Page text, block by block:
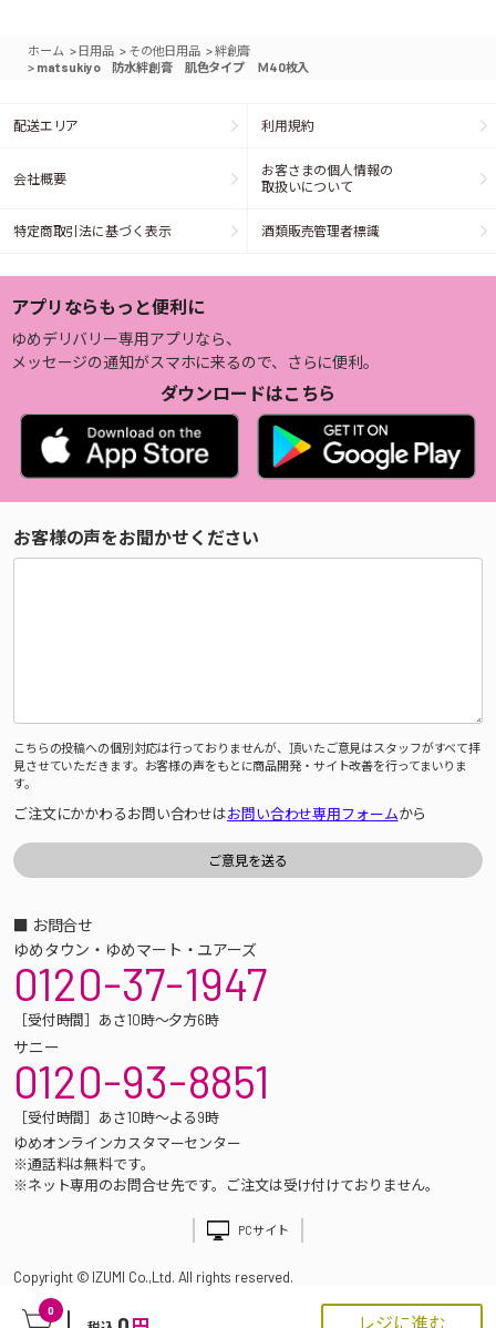
0
レジに進む
ホーム > 日用品 > その他日用品 >絆創膏
> matsukiyo 防水絆創膏 肌色タイプ Ｍ40枚入
配送エリア 利用規約
会社概要
お客さまの個人情報の
取扱いについて
特定商取引法に基づく表示 酒類販売管理者標識
アプリならもっと便利に
ゆめデリバリー専用アプリなら、
メッセージの通知がスマホに来るので、さらに便利。
ダウンロードはこちら
お客様の声をお聞かせください
こちらの投稿への個別対応は行っておりませんが、頂いたご意見はスタッフがすべて拝
見させていただきます。お客様の声をもとに商品開発・サイト改善を行ってまいりま
す。
ご注文にかかわるお問い合わせはお問い合わせ専用フォームから
■ お問合せ
ゆめタウン・ゆめマート・ユアーズ
0120-37-1947
［受付時間］あさ10時～夕方6時
サニー
0120-93-8851
［受付時間］あさ10時～よる9時
ゆめオンラインカスタマーセンター
※通話料は無料です。
※ネット専用のお問合せ先です。ご注文は受け付けておりません。
PCサイト
Copyright © IZUMI Co.,Ltd. All rights reserved.